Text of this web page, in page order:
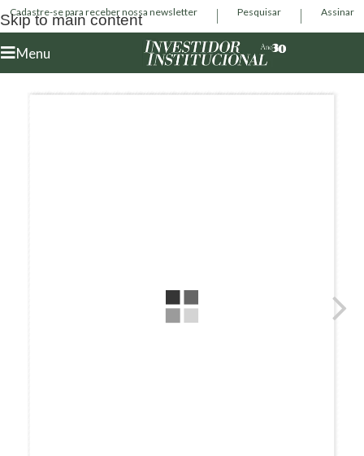
Skip to main content
Cadastre-se para receber nossa newsletter Pesquisar Assinar
Menu